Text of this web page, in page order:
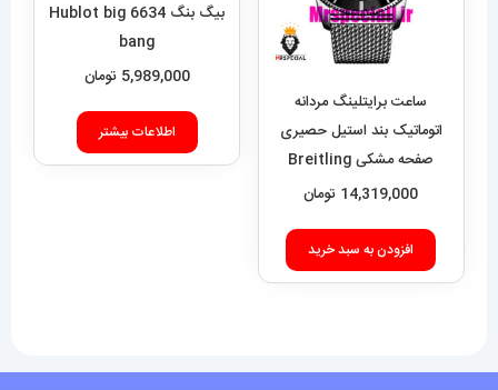
ساعت برایتلینگ مردانه
اتوماتیک بند استیل حصیری
صفحه مشکی Breitling
Super Ocean 020955
14,319,000 تومان
افزودن به سبد خرید
بیگ بنگ 6634 Hublot big
bang
5,989,000 تومان
اطلاعات بیشتر